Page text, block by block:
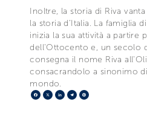
Inoltre, la storia di Riva
la storia d’Italia. La famiglia
inizia la sua attività a partire
dell'Ottocento e, un secolo
consegna il nome Riva
consacrandolo a sinonimo
mondo.
Facebook
X LinkedIn
Telegram